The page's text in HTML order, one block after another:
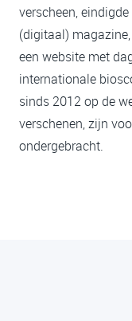
verscheen,
(digitaal)
een website met
internationale
sinds 2012 op de
verschenen, zijn
ondergebracht.